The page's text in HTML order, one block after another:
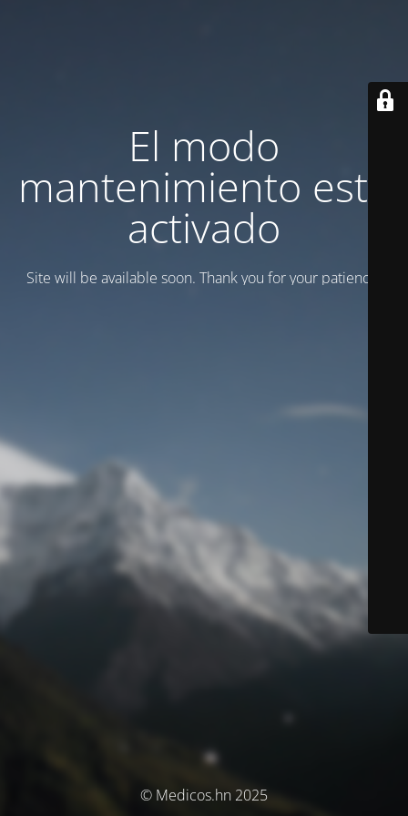
El modo
mantenimiento está
activado
Site will be available soon. Thank you for your patience!
© Medicos.hn 2025